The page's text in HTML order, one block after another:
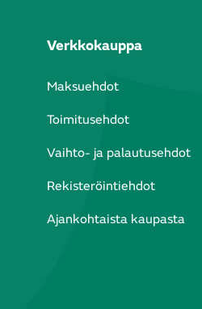
Verkkokauppa
Maksuehdot
Toimitusehdot
Vaihto- ja palautusehdot
Rekisteröintiehdot
Ajankohtaista kaupasta